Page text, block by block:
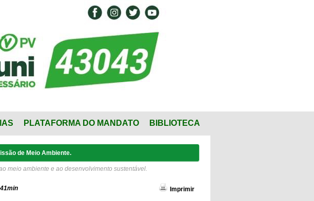
PLATAFORMA DO MANDATO BIBLIOTECA
de Meio Ambiente.
meio ambiente e ao desenvolvimento sustentável.
Imprimir